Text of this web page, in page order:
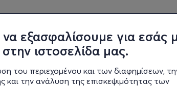
εξασφαλίσουμε για εσάς
ιστοσελίδα μας.
του περιεχομένου και των διαφημίσεων,
και την ανάλυση της επισκεψιμότητας των